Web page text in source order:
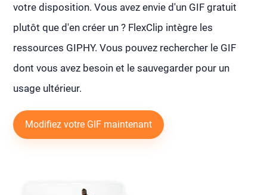
votre disposition. Vous avez envie d'un GIF gratuit
plutôt que d'en créer un ? FlexClip intègre les
ressources GIPHY. Vous pouvez rechercher le GIF
dont vous avez besoin et le sauvegarder pour un
usage ultérieur.
Modifiez votre GIF maintenant